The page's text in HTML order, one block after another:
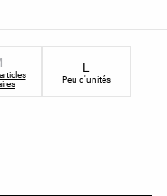
L
Peu d'unités